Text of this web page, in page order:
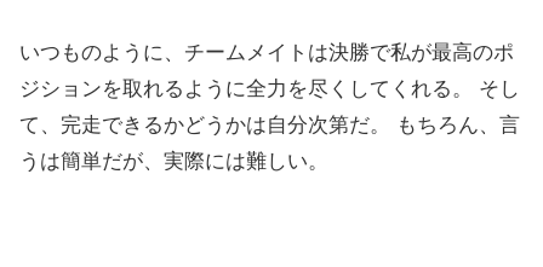
いつものように、チームメイトは決勝で私が最高のポ
ジションを取れるように全力を尽くしてくれる。 そし
て、完走できるかどうかは自分次第だ。 もちろん、言
うは簡単だが、実際には難しい。